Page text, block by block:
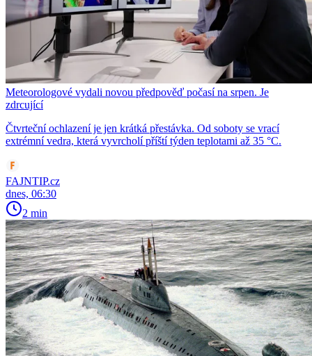
Meteorologové vydali novou předpověď počasí na srpen. Je
zdrcující
Čtvrteční ochlazení je jen krátká přestávka. Od soboty se vrací
extrémní vedra, která vyvrcholí příští týden teplotami až 35 °C.
FAJNTIP.cz
dnes, 06:30
2 min